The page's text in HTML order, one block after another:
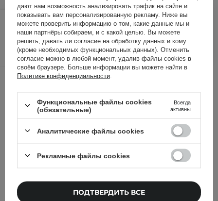
72,00 ГРН 80,00 ГРН / шт.
ДОБАВИТЬ В КОРЗИНУ
Другие клиенты также
дают нам возможность анализировать трафик на сайте и
показывать вам персонализированную рекламу. Ниже вы
можете проверить информацию о том, какие данные мы и
наши партнёры собираем, и с какой целью. Вы можете
решить, давать ли согласие на обработку данных и кому
(кроме необходимых функциональных данных). Отменить
согласие можно в любой момент, удалив файлы cookies в
своём браузере. Больше информации вы можете найти в
Политике конфиденциальности
Функциональные файлы cookies
(обязательные)
Всегда
активны
Аналитические файлы cookies
Рекламные файлы cookies
ПОДТВЕРДИТЬ ВСЕ